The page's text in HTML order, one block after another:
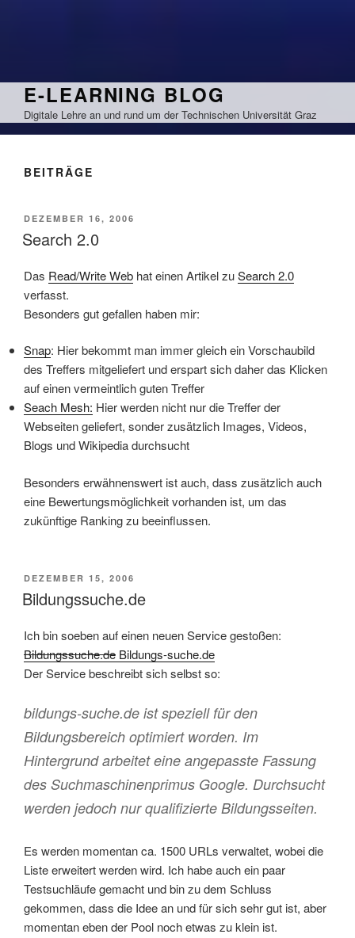
E-LEARNING BLOG
Digitale Lehre an und rund um der Technischen Universität Graz
BEITRÄGE
VERÖFFENTLICHT
AM
DEZEMBER 16, 2006
Search 2.0
Das Read/Write Web hat einen Artikel zuSearch 2.0
verfasst.
Besonders gut gefallen haben mir:
Snap: Hier bekommt man immer gleich ein Vorschaubild
des Treffers mitgeliefert und erspart sich daher das Klicken
auf einen vermeintlich guten Treffer
Seach Mesh: Hier werden nicht nur die Treffer der
Webseiten geliefert, sonder zusätzlich Images, Videos,
Blogs und Wikipedia durchsucht
Besonders erwähnenswert ist auch, dass zusätzlich auch
eine Bewertungsmöglichkeit vorhanden ist, um das
zukünftige Ranking zu beeinflussen.
VERÖFFENTLICHT
AM
DEZEMBER 15, 2006
Bildungssuche.de
Ich bin soeben auf einen neuen Service gestoßen:
Bildungssuche.de Bildungs-suche.de
Der Service beschreibt sich selbst so:
bildungs-suche.de ist speziell für den
Bildungsbereich optimiert worden. Im
Hintergrund arbeitet eine angepasste Fassung
des Suchmaschinenprimus Google. Durchsucht
werden jedoch nur qualifizierte Bildungsseiten.
Es werden momentan ca. 1500 URLs verwaltet, wobei die
Liste erweitert werden wird. Ich habe auch ein paar
Testsuchläufe gemacht und bin zu dem Schluss
gekommen, dass die Idee an und für sich sehr gut ist, aber
momentan eben der Pool noch etwas zu klein ist.